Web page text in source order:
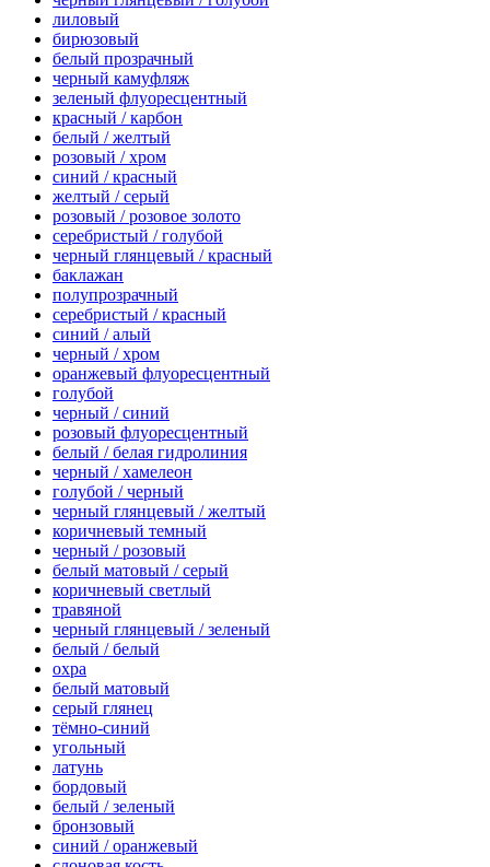
лиловый
бирюзовый
белый прозрачный
черный камуфляж
зеленый флуоресцентный
красный / карбон
белый / желтый
розовый / хром
синий / красный
желтый / серый
розовый / розовое золото
серебристый / голубой
черный глянцевый / красный
баклажан
полупрозрачный
серебристый / красный
синий / алый
черный / хром
оранжевый флуоресцентный
голубой
черный / синий
розовый флуоресцентный
белый / белая гидролиния
черный / хамелеон
голубой / черный
черный глянцевый / желтый
коричневый темный
черный / розовый
белый матовый / серый
коричневый светлый
травяной
черный глянцевый / зеленый
белый / белый
охра
белый матовый
серый глянец
тёмно-синий
угольный
латунь
бордовый
белый / зеленый
бронзовый
синий / оранжевый